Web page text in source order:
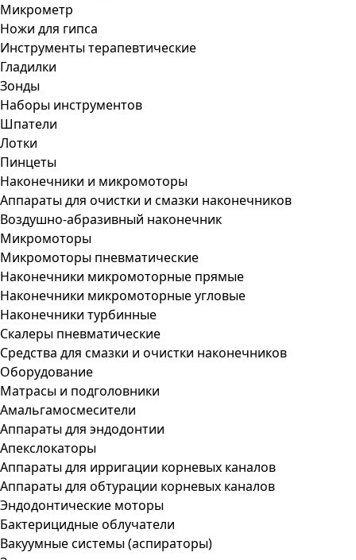
Микрометр
Ножи для гипса
Инструменты терапевтические
Гладилки
Зонды
Наборы инструментов
Шпатели
Лотки
Пинцеты
Наконечники и микромоторы
Аппараты для очистки и смазки наконечников
Воздушно-абразивный наконечник
Микромоторы
Микромоторы пневматические
Наконечники микромоторные прямые
Наконечники микромоторные угловые
Наконечники турбинные
Скалеры пневматические
Средства для смазки и очистки наконечников
Оборудование
Матрасы и подголовники
Амальгамосмесители
Аппараты для эндодонтии
Апекслокаторы
Аппараты для ирригации корневых каналов
Аппараты для обтурации корневых каналов
Эндодонтические моторы
Бактерицидные облучатели
Вакуумные системы (аспираторы)